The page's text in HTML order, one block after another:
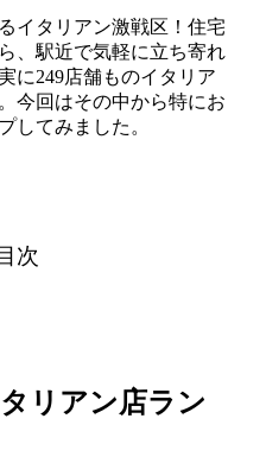
イタリアン激戦区！住宅
、駅近で気軽に立ち寄れ
に249店舗ものイタリア
今回はその中から特にお
してみました。
目次
リアン店ラン